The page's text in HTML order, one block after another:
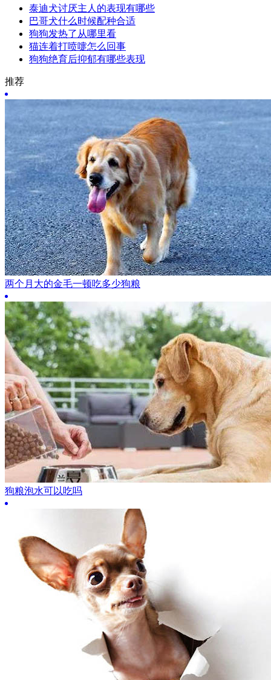
泰迪犬讨厌主人的表现有哪些
巴哥犬什么时候配种合适
狗狗发热了从哪里看
猫连着打喷嚏怎么回事
狗狗绝育后抑郁有哪些表现
推荐
两个月大的金毛一顿吃多少狗粮
狗粮泡水可以吃吗